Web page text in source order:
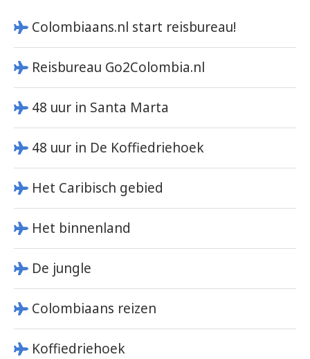
Colombiaans.nl start reisbureau!
Reisbureau Go2Colombia.nl
48 uur in Santa Marta
48 uur in De Koffiedriehoek
Het Caribisch gebied
Het binnenland
De jungle
Colombiaans reizen
Koffiedriehoek